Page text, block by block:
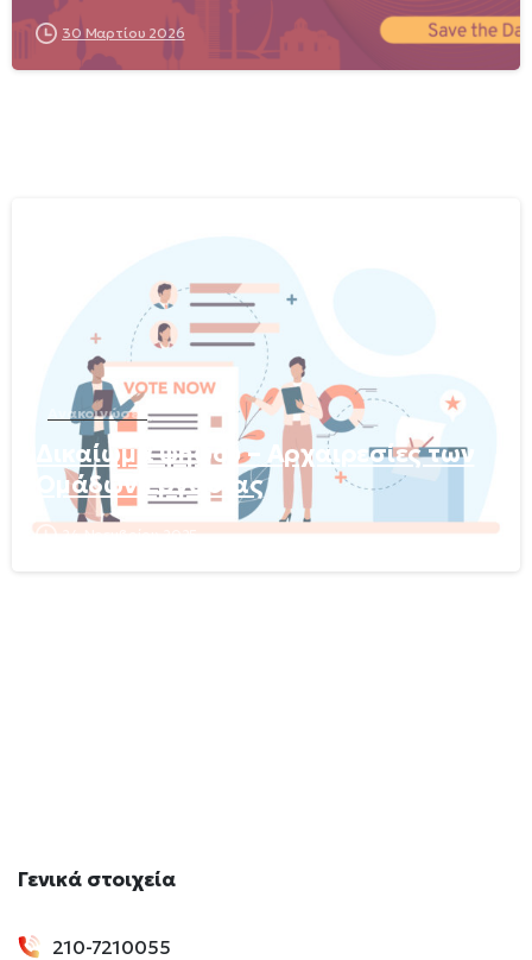
30 Μαρτίου 2026
Ανακοινώσεις
Δικαίωμα ψήφου – Αρχαιρεσίες των
Ομάδων Εργασίας
24 Νοεμβρίου 2025
Γενικά στοιχεία
210-7210055